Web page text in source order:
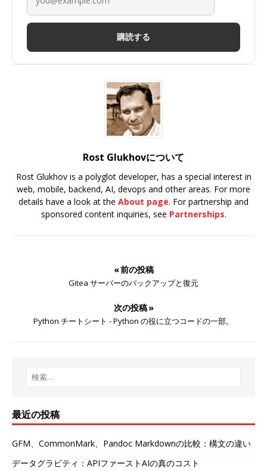
購読する
Rost Glukhovについて
Rost Glukhov is a polyglot developer, has a special interest in
web, mobile, backend, AI, devops and other areas. For more
details have a look at the About page. For partnership and
sponsored content inquiries, see Partnerships.
« 前の投稿
Gitea サーバーのバックアップと復元
次の投稿 »
Python チートシート - Python の役に立つコードの一部。
最近の投稿
GFM、CommonMark、Pandoc Markdownの比較：構文の違い
データグラビティ：APIファーストAIの真のコスト